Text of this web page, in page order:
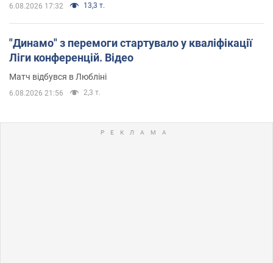
6.08.2026 17:32 13,3 т.
"Динамо" з перемоги стартувало у кваліфікації
Ліги конференцій. Відео
Матч відбувся в Любліні
6.08.2026 21:56 2,3 т.